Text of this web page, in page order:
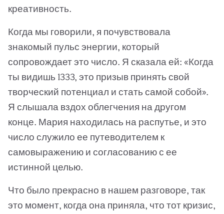
креативность.
Когда мы говорили, я почувствовала
знакомый пульс энергии, который
сопровождает это число. Я сказала ей: «Когда
ты видишь 1333, это призыв принять свой
творческий потенциал и стать самой собой».
Я слышала вздох облегчения на другом
конце. Мария находилась на распутье, и это
число служило ее путеводителем к
самовыражению и согласованию с ее
истинной целью.
Что было прекрасно в нашем разговоре, так
это момент, когда она приняла, что тот кризис,